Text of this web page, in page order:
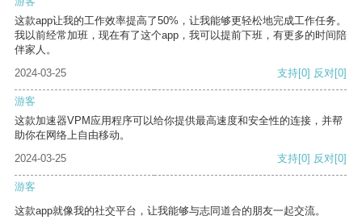
这款app让我的工作效率提高了50%，让我能够更轻松地完成工作任务。
我以前经常加班，现在有了这个app，我可以提前下班，有更多的时间陪
伴家人。
2024-03-25
支持[0] 反对[0]
游客
这款加速器VPM应用程序可以给你提供最高速度和安全性的连接，并帮
助你在网络上自由移动。
2024-03-25
支持[0] 反对[0]
游客
这款app就像我的社交平台，让我能够与志同道合的朋友一起交流。